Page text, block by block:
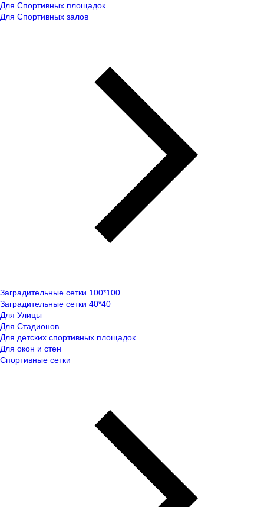
Для Спортивных площадок
Для Спортивных залов
Заградительные сетки 100*100
Заградительные сетки 40*40
Для Улицы
Для Стадионов
Для детских спортивных площадок
Для окон и стен
Спортивные сетки